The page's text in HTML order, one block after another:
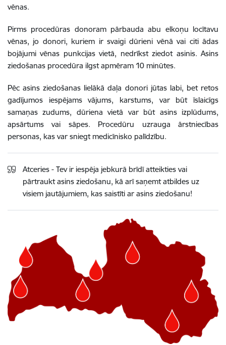
vēnas.
Pirms procedūras donoram pārbauda abu elkoņu locītavu
vēnas, jo donori, kuriem ir svaigi dūrieni vēnā vai citi ādas
bojājumi vēnas punkcijas vietā, nedrīkst ziedot asinis. Asins
ziedošanas procedūra ilgst apmēram 10 minūtes.
Pēc asins ziedošanas lielākā daļa donori jūtas labi, bet retos
gadījumos iespējams vājums, karstums, var būt īslaicīgs
samaņas zudums, dūriena vietā var būt asins izplūdums,
apsārtums vai sāpes. Procedūru uzrauga ārstniecības
personas, kas var sniegt medicīnisko palīdzību.
Atceries - Tev ir iespēja jebkurā brīdī atteikties vai
pārtraukt asins ziedošanu, kā arī saņemt atbildes uz
visiem jautājumiem, kas saistīti ar asins ziedošanu!